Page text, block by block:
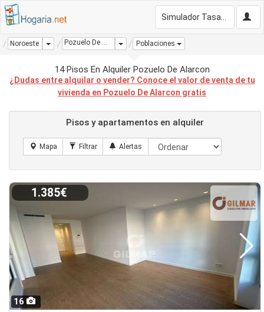
Noroeste Dropdown Pozuelo De Alarcon Dropdown
Poblaciones
14 Pisos En Alquiler Pozuelo De Alarcon
¿Dudas entre alquilar o vender? Conoce el valor de venta de tu
vivienda en Pozuelo De Alarcon gratis
Pisos y apartamentos en alquiler
16
1.385€